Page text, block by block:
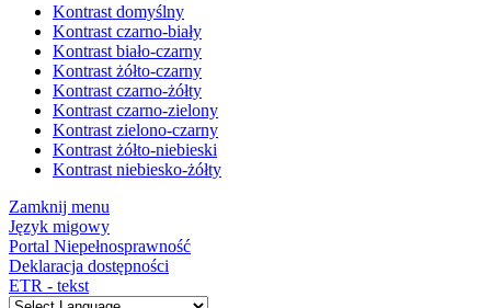
Kontrast domyślny
Kontrast czarno-biały
Kontrast biało-czarny
Kontrast żółto-czarny
Kontrast czarno-żółty
Kontrast czarno-zielony
Kontrast zielono-czarny
Kontrast żółto-niebieski
Kontrast niebiesko-żółty
Zamknij menu
Język migowy
Portal Niepełnosprawność
Deklaracja dostępności
ETR - tekst